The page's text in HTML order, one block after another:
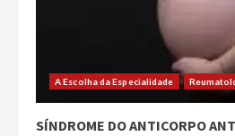
A Escolha da Especialidade
SÍNDROME DO ANTICORPO